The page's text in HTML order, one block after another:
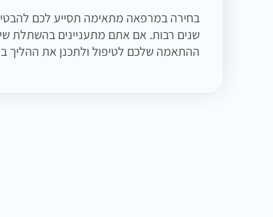
בחירה במרפאה מתאימה תסייע לכם
שנים רבות. אם אתם מתעניינים בהשתלת
ההתאמה שלכם לטיפול ולתכנן את ההליך